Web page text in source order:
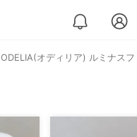
ODELIA(オディリア) ルミナス